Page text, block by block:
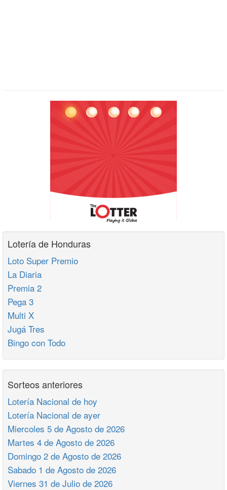
Lotería de Honduras
Loto Super Premio
La Diaria
Premia 2
Pega 3
Multi X
Jugá Tres
Bingo con Todo
Sorteos anteriores
Lotería Nacional de hoy
Lotería Nacional de ayer
Miercoles 5 de Agosto de 2026
Martes 4 de Agosto de 2026
Domingo 2 de Agosto de 2026
Sabado 1 de Agosto de 2026
Viernes 31 de Julio de 2026